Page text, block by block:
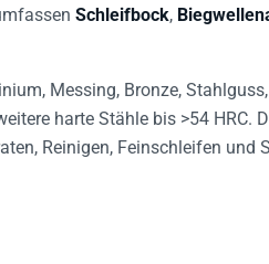
Schleifbock
Messing, Bronze, Stahlguss,
harte Stähle bis >54 HRC.
Reinigen, Feinschleifen und